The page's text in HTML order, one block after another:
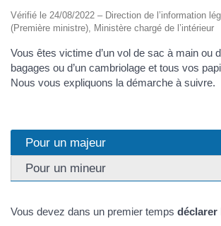
Vérifié le 24/08/2022 – Direction de l’information
(Première ministre), Ministère chargé de l’intérieur
Vous êtes victime d’un vol de sac à main ou
bagages ou d’un cambriolage et tous vos
Nous vous expliquons la démarche à suivre.
Pour un majeur
Pour un mineur
Vous devez dans un premier temps déclarer